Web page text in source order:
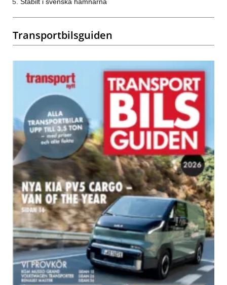
Stabilt i svenska hamnarna
Transportbilsguiden